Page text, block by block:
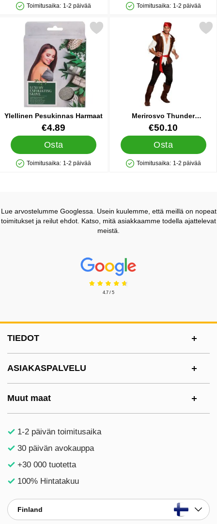
Saatavuus: Varastossa
Toimitusaika: 1-2 päivää
Saatavuus: Varastossa
Toimitusaika: 1-2 päivää
Ylellinen Pesukinnas Harmaat
Tuote.nro 42602
€4.89
Osta
Saatavuus: Varastossa
Toimitusaika: 1-2 päivää
Merkitse ylellinen Pesukinnas Harmaat suosikiksi
Merirosvo Thunder
Naamiaisasu
Tuote.nro 38341
€50.10
Osta
Saatavuus: Varastossa
Toimitusaika: 1-2 päivää
Merkitse merirosvo Thunder
Lue arvostelumme Googlessa. Usein kuulemme, että meillä on nopeat
toimitukset ja reilut ehdot. Katso, mitä asiakkaamme todella ajattelevat
meistä.
Prisjakt Arvostelu: 4.7 Tähdet
4.7 / 5
TIEDOT
ASIAKASPALVELU
Muut maat
1-2 päivän toimitusaika
30 päivän avokauppa
+30 000 tuotetta
100% Hintatakuu
Finland